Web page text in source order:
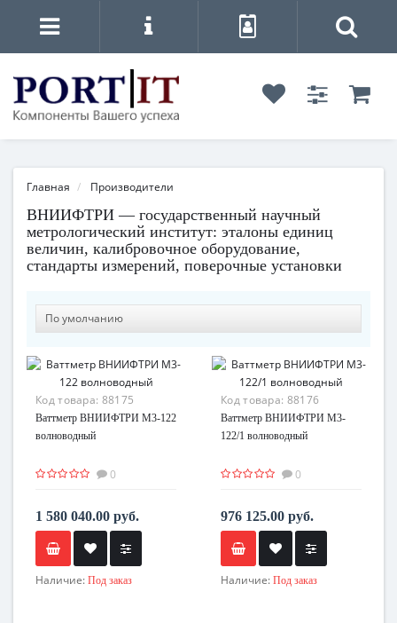
Главная Производители
ВНИИФТРИ — государственный научный
метрологический институт: эталоны единиц
величин, калибровочное оборудование,
стандарты измерений, поверочные установки
Код товара: 88175
Ваттметр ВНИИФТРИ М3-122
волноводный
0
1 580 040.00 руб.
Наличие: Под заказ
Код товара: 88176
Ваттметр ВНИИФТРИ М3-
122/1 волноводный
0
976 125.00 руб.
Наличие: Под заказ